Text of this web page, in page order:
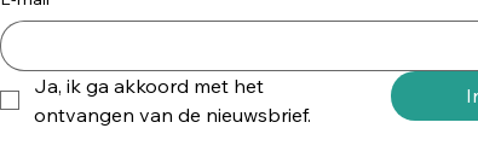
Ja, ik ga akkoord met het
ontvangen van de nieuwsbrief.